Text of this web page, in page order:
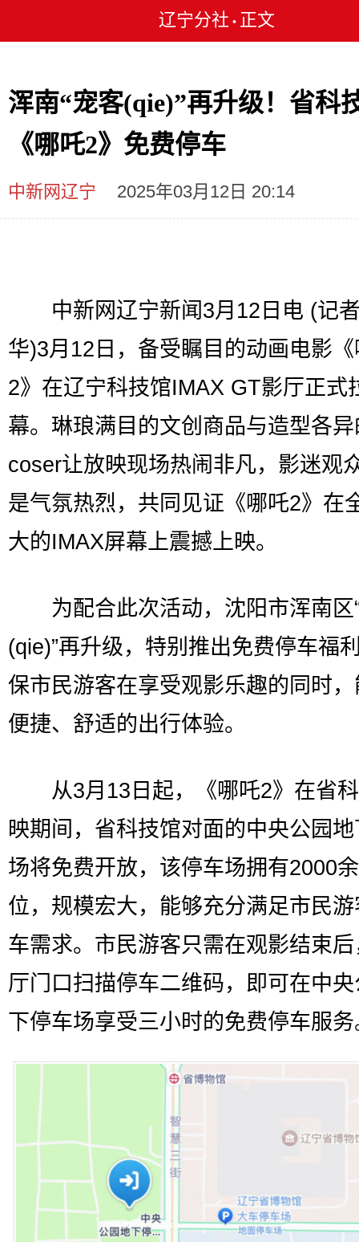
辽宁分社 • 正文
浑南“宠客(qie)”再升级！省科
《哪吒2》免费停车
中新网辽宁 2025年03月12日 20:14
中新网辽宁新闻3月12日电 (记
华)3月12日，备受瞩目的动画电影
2》在辽宁科技馆IMAX GT影厅正式
幕。琳琅满目的文创商品与造型各异
coser让放映现场热闹非凡，影迷观
是气氛热烈，共同见证《哪吒2》在
大的IMAX屏幕上震撼上映。
为配合此次活动，沈阳市浑南区
(qie)”再升级，特别推出免费停车福
保市民游客在享受观影乐趣的同时
便捷、舒适的出行体验。
从3月13日起，《哪吒2》在省
映期间，省科技馆对面的中央公园
场将免费开放，该停车场拥有2000
位，规模宏大，能够充分满足市民
车需求。市民游客只需在观影结束
厅门口扫描停车二维码，即可在中
下停车场享受三小时的免费停车服务